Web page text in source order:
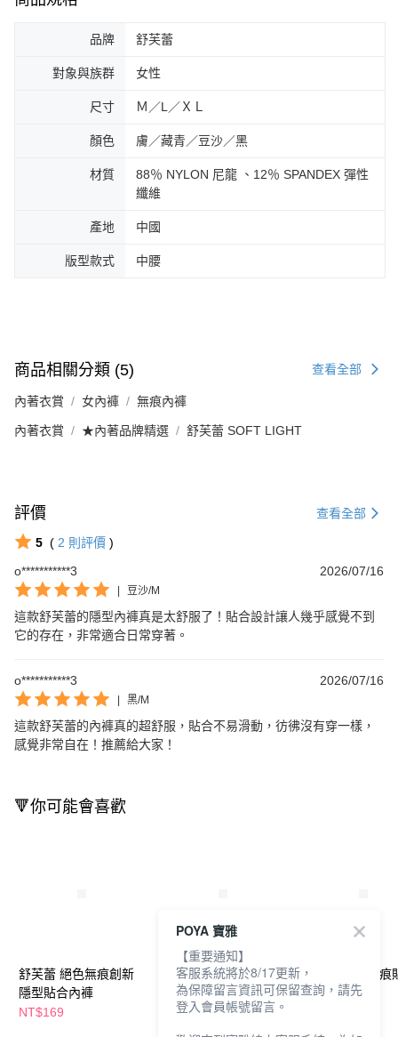
品牌 舒芙蕾
對象與族群 女性
尺寸 Ｍ／L／ＸＬ
顏色 膚／藏青／豆沙／黑
材質
88％ NYLON 尼龍 、12％ SPANDEX 彈性
纖維
產地 中國
版型款式 中腰
商品相關分類 (5) 查看全部
內著衣賞 女內褲 無痕內褲
內著衣賞 ★內著品牌精選 舒芙蕾 SOFT LIGHT
評價 查看全部
5 ( 2 則評價 )
o***********3
2026/07/16
豆沙/M
這款舒芙蕾的隱型內褲真是太舒服了！貼合設計讓人幾乎感覺不到
它的存在，非常適合日常穿著。
o***********3 2026/07/16
黑/M
這款舒芙蕾的內褲真的超舒服，貼合不易滑動，彷彿沒有穿一樣，
感覺非常自在！推薦給大家！
🔻你可能會喜歡
舒芙蕾 絕色無痕創新
隱型貼合內褲
NT$169
舒芙蕾-創新隱形高腰
內褲
NT$189
舒芙蕾-緹花無痕
內衣
POYA 寶雅
【重要通知】
客服系統將於8/17更新，
為保障留言資訊可保留查詢，請先
登入會員帳號留言。